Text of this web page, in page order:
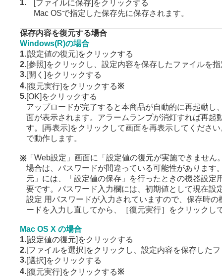
1.
[ファイルに保存]をクリックする
Mac OSで指定した保存先に保存されます。
保存内容を復元する場合
Windows(R)の場合
1. [設定値の復元]をクリックする
2. [参照]をクリックし、設定内容を保存したファイルを
3. [開く]をクリックする
4. [復元実行]をクリックする※
5. [OK]をクリックする
アップロードが完了すると本商品が自動的に再起動し
面が表示されます。アラームランプが消灯すれば再起
す。[再表示]をクリックして画面を再表示してくださ
で動作します。
※「Web設定」画面に「設定値の復元が実施できません
場合は、パスワードが間違っている可能性があります
元」には、「設定値の保存」を行ったときの機器設定
要です。パスワード入力欄には、初期値として現在設
設定 用パスワードが入力されていますので、保存時の
ードを入力し直してから、［復元実行］をクリックし
Mac OS X の場合
1. [設定値の復元]をクリックする
2. [ファイルを選択]をクリックし、設定内容を保存した
3. [選択]をクリックする
4. [復元実行]をクリックする※